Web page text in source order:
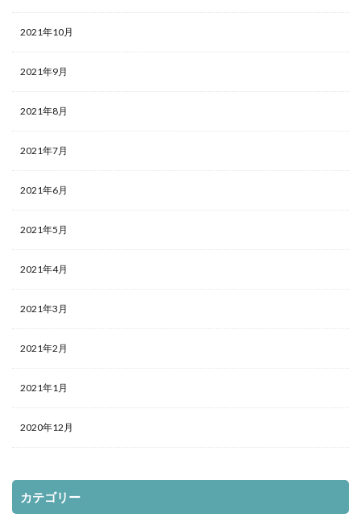
2021年10月
2021年9月
2021年8月
2021年7月
2021年6月
2021年5月
2021年4月
2021年3月
2021年2月
2021年1月
2020年12月
カテゴリー